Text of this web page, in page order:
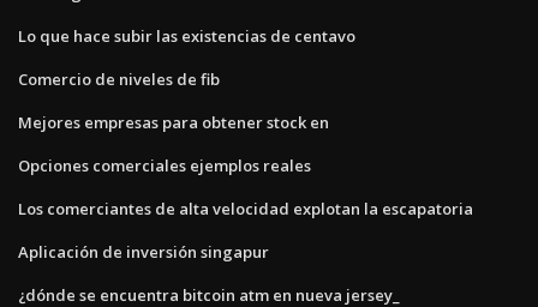
Lo que hace subir las existencias de centavo
Comercio de niveles de fib
Mejores empresas para obtener stock en
Opciones comerciales ejemplos reales
Los comerciantes de alta velocidad explotan la escapatoria
Aplicación de inversión singapur
¿dónde se encuentra bitcoin atm en nueva jersey_